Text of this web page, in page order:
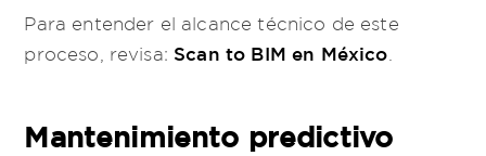
Para entender el alcance técnico de este
proceso, revisa: Scan to BIM en México
Mantenimiento predictivo